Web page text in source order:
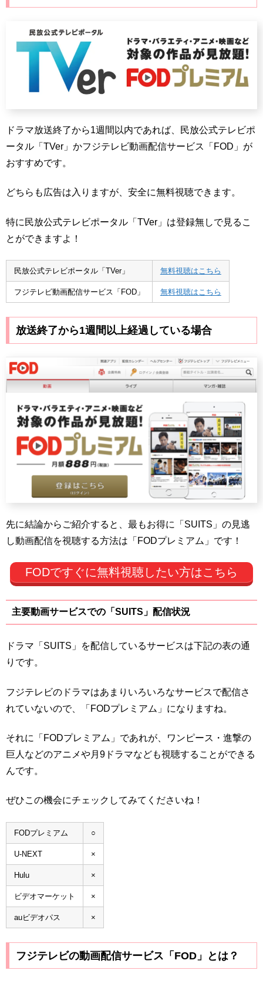
ドラマ放送終了から1週間以内であれば、民放公式テレビポ
ータル「TVer」かフジテレビ動画配信サービス「FOD」が
おすすめです。
どちらも広告は入りますが、安全に無料視聴できます。
特に民放公式テレビポータル「TVer」は登録無しで見るこ
とができますよ！
民放公式テレビポータル「TVer」 無料視聴はこちら
フジテレビ動画配信サービス「FOD」 無料視聴はこちら
放送終了から1週間以上経過している場合
先に結論からご紹介すると、最もお得に「SUITS」の見逃
し動画配信を視聴する方法は「FODプレミアム」です！
FODですぐに無料視聴したい方はこちら
主要動画サービスでの「SUITS」配信状況
ドラマ「SUITS」を配信しているサービスは下記の表の通
りです。
フジテレビのドラマはあまりいろいろなサービスで配信さ
れていないので、「FODプレミアム」になりますね。
それに「FODプレミアム」であれが、ワンピース・進撃の
巨人などのアニメや月9ドラマなども視聴することができる
んです。
ぜひこの機会にチェックしてみてくださいね！
FODプレミアム ○
U-NEXT ×
Hulu ×
ビデオマーケット ×
auビデオパス ×
フジテレビの動画配信サービス「FOD」とは？